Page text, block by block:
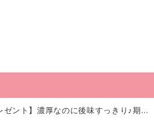
【抽選で3名様にプレゼント】濃厚なのに後味すっきり♪期間限定の「メイトーのなめらかプリン カルピス®入りソース」で夏を味わおう！